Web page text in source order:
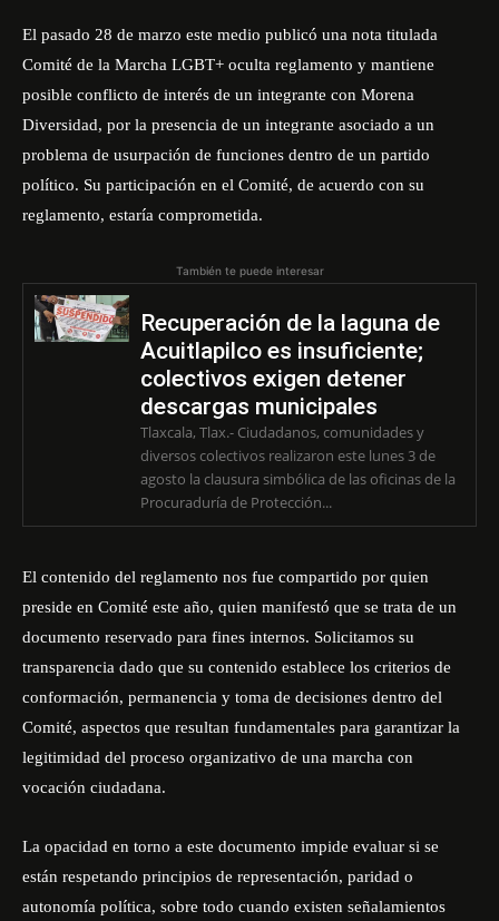
El pasado 28 de marzo este medio publicó una nota titulada
Comité de la Marcha LGBT+ oculta reglamento y mantiene
posible conflicto de interés de un integrante con Morena
Diversidad, por la presencia de un integrante asociado a un
problema de usurpación de funciones dentro de un partido
político. Su participación en el Comité, de acuerdo con su
reglamento, estaría comprometida.
También te puede interesar
Recuperación de la laguna de
Acuitlapilco es insuficiente;
colectivos exigen detener
descargas municipales
Tlaxcala, Tlax.- Ciudadanos, comunidades y
diversos colectivos realizaron este lunes 3 de
agosto la clausura simbólica de las oficinas de la
Procuraduría de Protección...
El contenido del reglamento nos fue compartido por quien
preside en Comité este año, quien manifestó que se trata de un
documento reservado para fines internos. Solicitamos su
transparencia dado que su contenido establece los criterios de
conformación, permanencia y toma de decisiones dentro del
Comité, aspectos que resultan fundamentales para garantizar la
legitimidad del proceso organizativo de una marcha con
vocación ciudadana.
La opacidad en torno a este documento impide evaluar si se
están respetando principios de representación, paridad o
autonomía política, sobre todo cuando existen señalamientos